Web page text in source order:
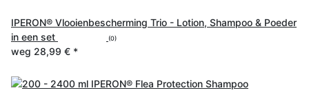
IPERON® Vlooienbescherming Trio - Lotion, Shampoo & Poeder
in een set
(0)
weg 28,99 € *